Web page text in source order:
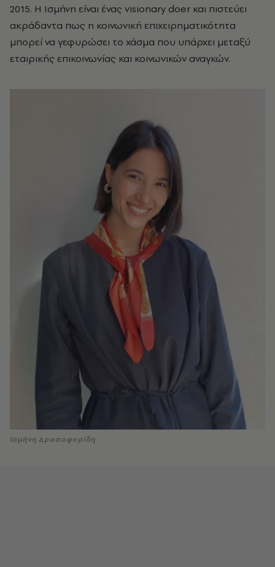
2015. Η Ισμήνη είναι ένας visionary doer και πιστεύει
ακράδαντα πως η κοινωνική επιχειρηματικότητα
μπορεί να γεφυρώσει το χάσμα που υπάρχει μεταξύ
εταιρικής επικοινωνίας και κοινωνικών αναγκών.
Ισμήνη Δροσοφορίδη